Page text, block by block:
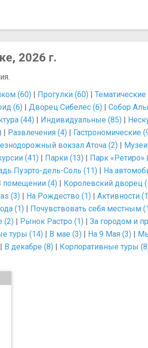
2026 г.
(60) | Прогулки (60) | Тематические
(6) | Дворец Сибелес (6) | Собор
(44) | Индивидуальные (85) |
| Развлечения (4) | Гастрономические
вокзал Аточа (2) | Музеи
(41) | Парки (13) | Парк «Ретиро»
Пуэрто-дель-Соль (11) | На
помещении (4) | Королевский дворец
(3) | На Рождество (1) | Активности
(1) | Почувствовать себя местным
(2) | Рынок Растро (1) | За городом и
туры (14) | В мае (3) | На 9 Мая (3) |
| В декабре (8) | Корпоративные туры